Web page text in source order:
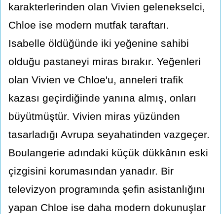
karakterlerinden olan Vivien gelenekselci,
Chloe ise modern mutfak taraftarı.
Isabelle öldüğünde iki yeğenine sahibi
olduğu pastaneyi miras bırakır. Yeğenleri
olan Vivien ve Chloe'u, anneleri trafik
kazası geçirdiğinde yanına almış, onları
büyütmüştür. Vivien miras yüzünden
tasarladığı Avrupa seyahatinden vazgeçer.
Boulangerie adındaki küçük dükkânın eski
çizgisini korumasından yanadır. Bir
televizyon programında şefin asistanlığını
yapan Chloe ise daha modern dokunuşlar